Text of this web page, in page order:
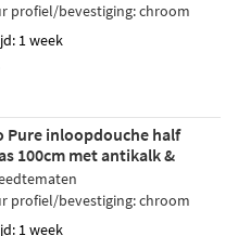
profiel/bevestiging: chroom
1 week
Pure inloopdouche half
100cm met antikalk &
profiel
profiel/bevestiging: chroom
1 week